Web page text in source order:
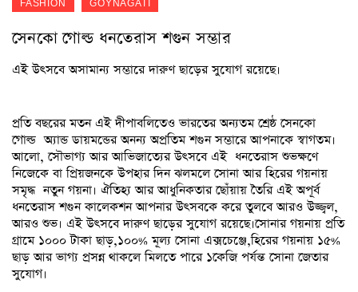
সেনকো গোল্ড ধনতেরাস শগুন সম্ভার
এই উৎসবে অসামান্য সম্ভারে দারুণ ছাড়ের সুযোগ রয়েছে।
প্রতি বছরের মতন এই দীপাবলিতেও ভারতের অন্যতম শ্রেষ্ঠ সেনকো
গোল্ড অ্যান্ড ডায়মন্ডের অনন্য অপ্রতিম শগুন সম্ভারে আপনাকে স্বাগতম।
আলো, সৌভাগ্য আর আভিজাত্যের উৎসবে এই ধনতেরাস শুভক্ষণে
নিজেকে বা প্রিয়জনকে উপহার দিন ঝলমলে সোনা আর হিরের গয়নায়
সমৃদ্ধ নতুন গয়না। ঐতিহ্য আর আধুনিকতার ছোঁয়ায় তৈরি এই অপূর্ব
ধনতেরাস শগুন কালেকশন আপনার উৎসবকে করে তুলবে আরও উজ্জ্বল,
আরও শুভ। এই উৎসবে দারুণ ছাড়ের সুযোগ রয়েছে।সোনার গয়নায় প্রতি
গ্রামে ১০০০ টাকা ছাড়,১০০% মূল্য সোনা এক্সচেঞ্জে,হিরের গয়নায় ১৫%
ছাড় আর ভাগ্য প্রসন্ন থাকলে মিলতে পারে ১কেজি পর্যন্ত সোনা জেতার
সুযোগ।